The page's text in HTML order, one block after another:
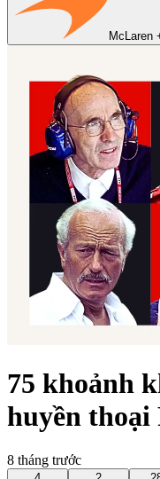
McLaren
75 khoảnh
huyền thoại
8 tháng trước